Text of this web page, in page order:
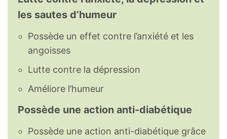
les sautes d’humeur
Possède un effet contre l’anxiété et les
angoisses
Lutte contre la dépression
Améliore l’humeur
Possède une action anti-diabétique
Possède une action anti-diabétique grâce